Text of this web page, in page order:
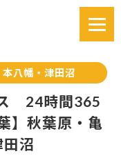
本八幡・津田沼
24時間365
】秋葉原・亀
沼